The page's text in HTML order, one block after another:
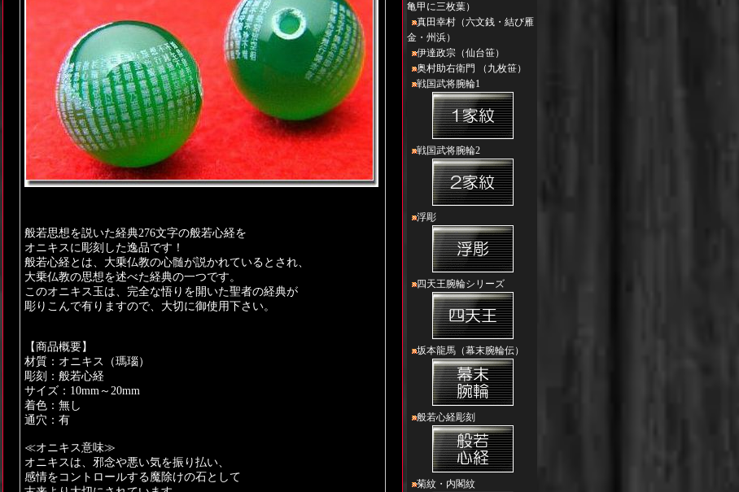
般若思想を説いた経典276文字の般若心経を
オニキスに彫刻した逸品です！
般若心経とは、大乗仏教の心髄が説かれているとされ、
大乗仏教の思想を述べた経典の一つです。
このオニキス玉は、完全な悟りを開いた聖者の経典が
彫りこんで有りますので、大切に御使用下さい。
【商品概要】
材質：オニキス（瑪瑙）
彫刻：般若心経
サイズ：10mm～20mm
着色：無し
通穴：有
≪オニキス意味≫
オニキスは、邪念や悪い気を振り払い、
感情をコントロールする魔除けの石として
亀甲に三枚葉）
真田幸村（六文銭・結び雁
金・州浜）
伊達政宗（仙台笹）
奥村助右衛門 （九枚笹）
戦国武将腕輪1
戦国武将腕輪2
浮彫
四天王腕輪シリーズ
坂本龍馬（幕末腕輪伝）
般若心経彫刻
菊紋・内閣紋